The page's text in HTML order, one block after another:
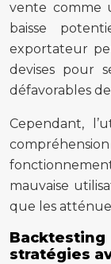
vente comme
baisse
exportateur
devises pour
défavorables
Cependant,
mauvaise
que les
stratégies